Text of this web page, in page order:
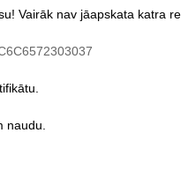
Vairāk nav jāapskata katra
naudu.